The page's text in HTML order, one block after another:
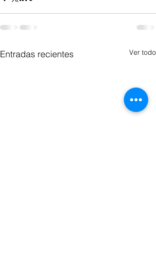
Entradas recientes Ver todo